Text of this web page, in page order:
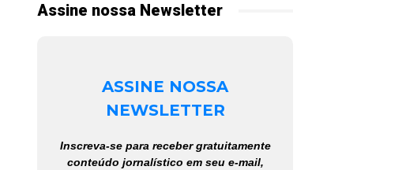
Assine nossa Newsletter
ASSINE NOSSA
NEWSLETTER
Inscreva-se para receber gratuitamente
conteúdo jornalístico em seu e-mail,